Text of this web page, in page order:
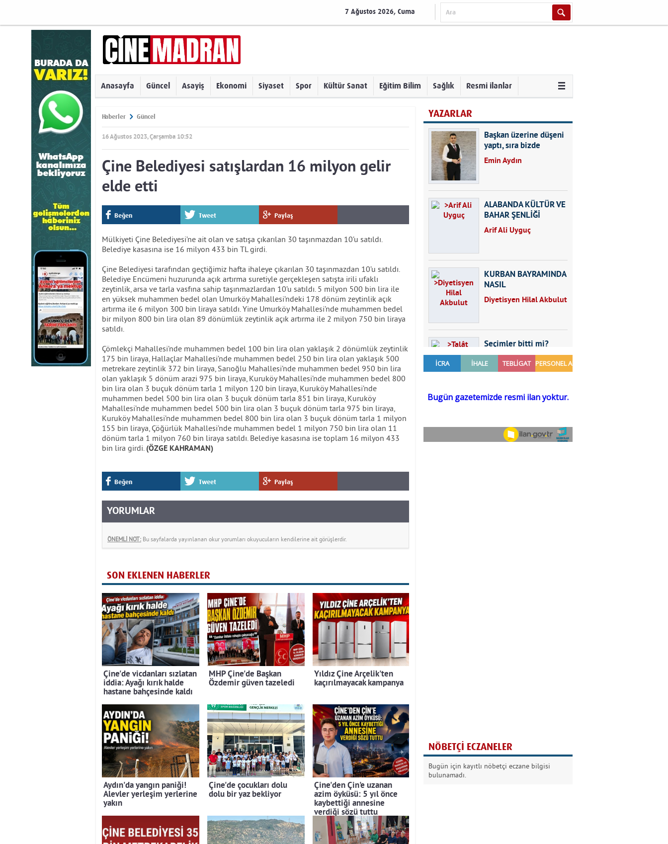
7 Ağustos 2026, Cuma
Anasayfa Güncel Asayiş Ekonomi Siyaset Spor Kültür Sanat Eğitim Bilim Sağlık Resmi ilanlar
Haberler Güncel
16 Ağustos 2023, Çarşamba 10:52
Çine Belediyesi satışlardan 16 milyon gelir
elde etti
Beğen Tweet Paylaş
Mülkiyeti Çine Belediyesi’ne ait olan ve satışa çıkarılan 30 taşınmazdan 10’u satıldı.
Belediye kasasına ise 16 milyon 433 bin TL girdi.
Çine Belediyesi tarafından geçtiğimiz hafta ihaleye çıkarılan 30 taşınmazdan 10’u satıldı.
Belediye Encümeni huzurunda açık artırma suretiyle gerçekleşen satışta irili ufaklı
zeytinlik, arsa ve tarla vasfına sahip taşınmazlardan 10’u satıldı. 5 milyon 500 bin lira ile
en yüksek muhammen bedel olan Umurköy Mahallesi’ndeki 178 dönüm zeytinlik açık
artırma ile 6 milyon 300 bin liraya satıldı. Yine Umurköy Mahallesi’nde muhammen bedel
bir milyon 800 bin lira olan 89 dönümlük zeytinlik açık artırma ile 2 milyon 750 bin liraya
satıldı.
Çömlekçi Mahallesi’nde muhammen bedel 100 bin lira olan yaklaşık 2 dönümlük zeytinlik
175 bin liraya, Hallaçlar Mahallesi’nde muhammen bedel 250 bin lira olan yaklaşık 500
metrekare zeytinlik 372 bin liraya, Sarıoğlu Mahallesi’nde muhammen bedel 950 bin lira
olan yaklaşık 5 dönüm arazi 975 bin liraya, Kuruköy Mahallesi’nde muhammen bedel 800
bin lira olan 3 buçuk dönüm tarla 1 milyon 120 bin liraya, Kuruköy Mahallesi’nde
muhammen bedel 500 bin lira olan 3 buçuk dönüm tarla 851 bin liraya, Kuruköy
Mahallesi’nde muhammen bedel 500 bin lira olan 3 buçuk dönüm tarla 975 bin liraya,
Kuruköy Mahallesi’nde muhammen bedel 800 bin lira olan 3 buçuk dönüm tarla 1 milyon
155 bin liraya, Çöğürlük Mahallesi’nde muhammen bedel 1 milyon 750 bin lira olan 11
dönüm tarla 1 milyon 760 bin liraya satıldı. Belediye kasasına ise toplam 16 milyon 433
bin lira girdi. (ÖZGE KAHRAMAN)
Beğen Tweet Paylaş
YORUMLAR
ÖNEMLİ NOT: Bu sayfalarda yayınlanan okur yorumları okuyucuların kendilerine ait görüşlerdir.
SON EKLENEN HABERLER
Çine'de vicdanları sızlatan
iddia: Ayağı kırık halde
hastane bahçesinde kaldı
MHP Çine'de Başkan
Özdemir güven tazeledi
Yıldız Çine Arçelik'ten
kaçırılmayacak kampanya
Aydın'da yangın paniği!
Alevler yerleşim yerlerine
yakın
Çine'de çocukları dolu
dolu bir yaz bekliyor
Çine'den Çin'e uzanan
azim öyküsü: 5 yıl önce
kaybettiği annesine
verdiği sözü tuttu
YAZARLAR
Başkan üzerine düşeni
yaptı, sıra bizde
Emin Aydın
ALABANDA KÜLTÜR VE
BAHAR ŞENLİĞİ
Arif Ali Uyguç
KURBAN BAYRAMINDA
NASIL
BESLENMELİYİZ?
Diyetisyen Hilal Akbulut
Seçimler bitti mi?
Talât Yörük
Sezgin MADRAN
Kurban Bayramında
Dikkat!
NÖBETÇİ ECZANELER
Bugün için kayıtlı nöbetçi eczane bilgisi
bulunamadı.